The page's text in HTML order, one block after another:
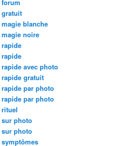
gratuit
blanche
noire
avec photo
gratuit
par photo
par photo
rituel
sur photo
sur photo